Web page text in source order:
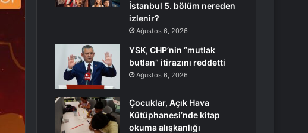
İstanbul 5. bölüm nereden
izlenir?
Ağustos 6, 2026
YSK, CHP’nin “mutlak
butlan” itirazını reddetti
Ağustos 6, 2026
Çocuklar, Açık Hava
Kütüphanesi’nde kitap
okuma alışkanlığı